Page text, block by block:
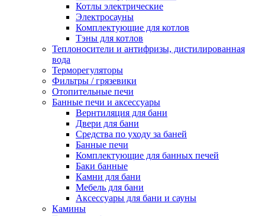
Котлы электрические
Электросауны
Комплектующие для котлов
Тэны для котлов
Теплоносители и антифризы, дистилированная
вода
Терморегуляторы
Фильтры / грязевики
Отопительные печи
Банные печи и аксессуары
Вернтиляция для бани
Двери для бани
Средства по уходу за баней
Банные печи
Комплектующие для банных печей
Баки банные
Камни для бани
Мебель для бани
Аксессуары для бани и сауны
Камины